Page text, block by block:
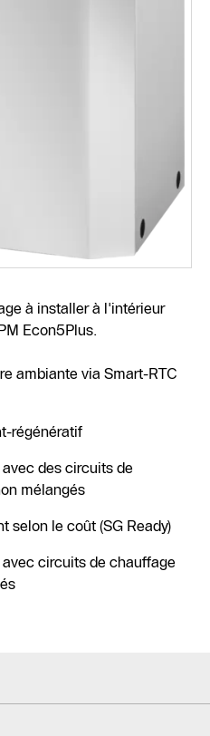
à installer à l'intérieur
Econ5Plus.
ambiante via Smart-RTC
régénératif
des circuits de
mélangés
selon le coût (SG Ready)
circuits de chauffage